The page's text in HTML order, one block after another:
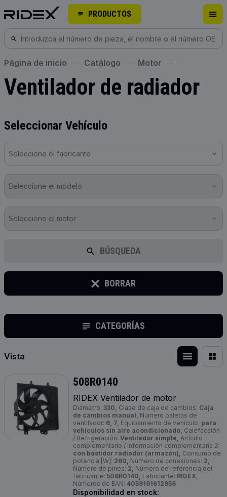
PRODUCTOS
Página de inicio Catálogo Motor
Ventilador de radiador
Seleccionar Vehículo
Seleccione el fabricante
Seleccione el modelo
Seleccione el motor
BÚSQUEDA
BORRAR
CATEGORÍAS
Vista
508R0140
RIDEX Ventilador de motor
Diámetro: 330, Clase de caja de cambios: Caja
de cambios manual, Número paletas de
ventilador: 6, 7, Equipamiento de vehículo: para
vehículos sin aire acondicionado, Calefacción
/ Refrigeración: Ventilador simple, Artículo
complementario / información complementaria 2:
con bastidor radiador (armazón), Consumo de
potencia [W]: 260, Número de conexiones: 2,
Número de pines: 2, Número de referencia del
fabricante: 508R0140, Fabricante: RIDEX,
Números de EAN: 4059191612956
Disponibilidad en stock: